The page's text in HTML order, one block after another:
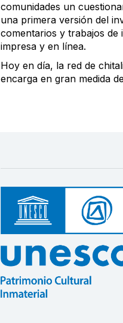
comunidades un
una primera versión del
comentarios y trabajos
impresa y en línea.
Hoy en día, la red de
encarga en gran medida